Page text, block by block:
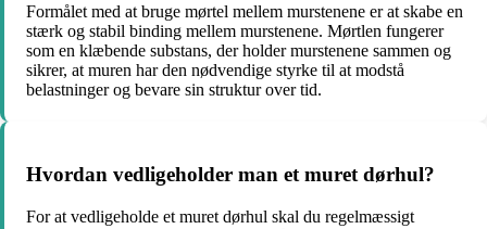
Formålet med at bruge mørtel mellem murstenene er at skabe en
stærk og stabil binding mellem murstenene. Mørtlen fungerer
som en klæbende substans, der holder murstenene sammen og
sikrer, at muren har den nødvendige styrke til at modstå
belastninger og bevare sin struktur over tid.
Hvordan vedligeholder man et muret dørhul?
For at vedligeholde et muret dørhul skal du regelmæssigt